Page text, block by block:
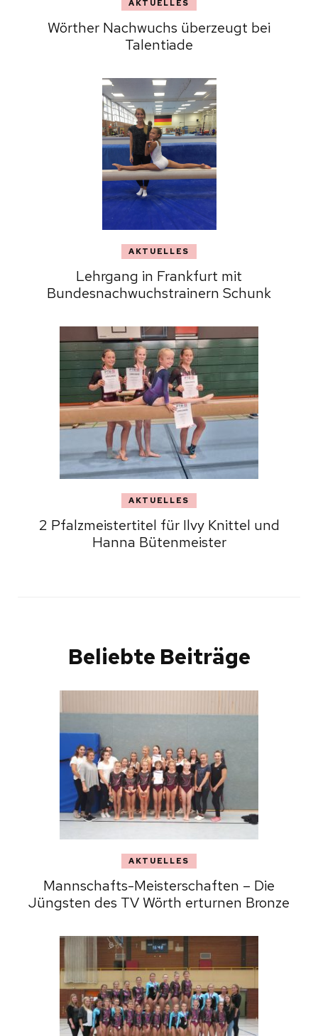
AKTUELLES
Wörther Nachwuchs überzeugt bei
Talentiade
AKTUELLES
Lehrgang in Frankfurt mit
Bundesnachwuchstrainern Schunk
AKTUELLES
2 Pfalzmeistertitel für Ilvy Knittel und
Hanna Bütenmeister
Beliebte Beiträge
AKTUELLES
Mannschafts-Meisterschaften – Die
Jüngsten des TV Wörth erturnen Bronze